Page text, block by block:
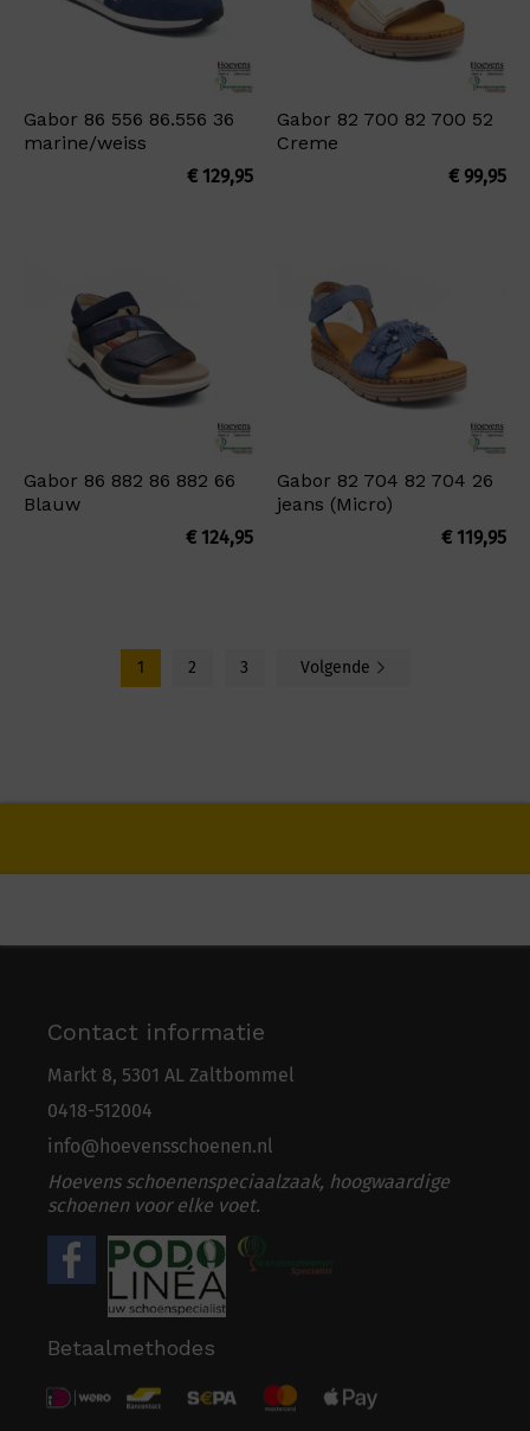
Gabor 86 556 86.556 36
marine/weiss
€129,95
Gabor 82 700 82 700 52
Creme
€99,95
Gabor 86 882 86 882 66
Blauw
€124,95
Gabor 82 704 82 704 26
jeans (Micro)
€119,95
1 2 3 Volgende
Contact informatie
Markt 8, 5301 AL Zaltbommel
0418-512004
info@hoevensschoenen.nl
Hoevens schoenenspeciaalzaak, hoogwaardige
schoenen voor elke voet.
Betaalmethodes